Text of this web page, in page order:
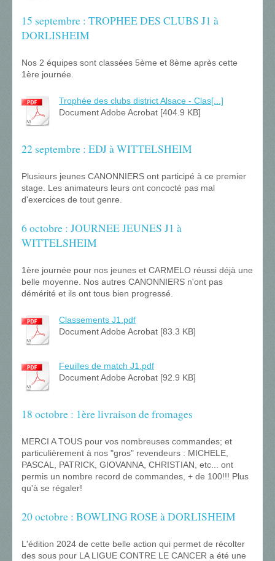
15 septembre : TROPHEE DES CLUBS J1 à
DORLISHEIM
Nos 2 équipes sont classées 5ème et 8ème après cette
1ère journée.
Trophée des clubs district Alsace - Clas[...]
Document Adobe Acrobat [404.9 KB]
22 septembre : EDJ à WITTELSHEIM
Plusieurs jeunes CANONNIERS ont participé à ce premier
stage. Les animateurs leurs ont concocté pas mal
d'exercices de tout genre.
6 octobre : JOURNEE JEUNES J1 à
WITTELSHEIM
1ère journée pour nos jeunes et CARMELO réussi déjà une
belle moyenne. Nos autres CANONNIERS n'ont pas
démérité et ils ont tous bien progressé.
Classements J1.pdf
Document Adobe Acrobat [83.3 KB]
Feuilles de match J1.pdf
Document Adobe Acrobat [92.9 KB]
18 octobre : 1ère livraison de fromages
MERCI A TOUS pour vos nombreuses commandes; et
particulièrement à nos "gros" revendeurs : MICHELE,
PASCAL, PATRICK, GIOVANNA, CHRISTIAN, etc... ont
permis un nombre record de commandes, + de 100!!! Plus
qu'à se régaler!
20 octobre : BOWLING ROSE à DORLISHEIM
L'édition 2024 de cette belle action qui permet de récolter
des sous pour LA LIGUE CONTRE LE CANCER a été une